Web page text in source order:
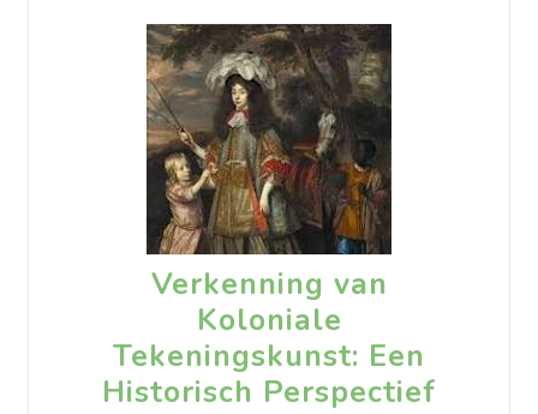
Verkenning van
Koloniale
Tekeningskunst: Een
Historisch Perspectief